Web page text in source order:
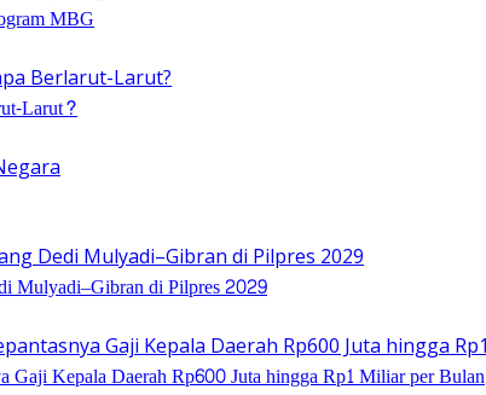
MBG
Larut?
Mulyadi–Gibran di Pilpres 2029
Gaji Kepala Daerah Rp600 Juta hingga Rp1 Miliar per Bulan